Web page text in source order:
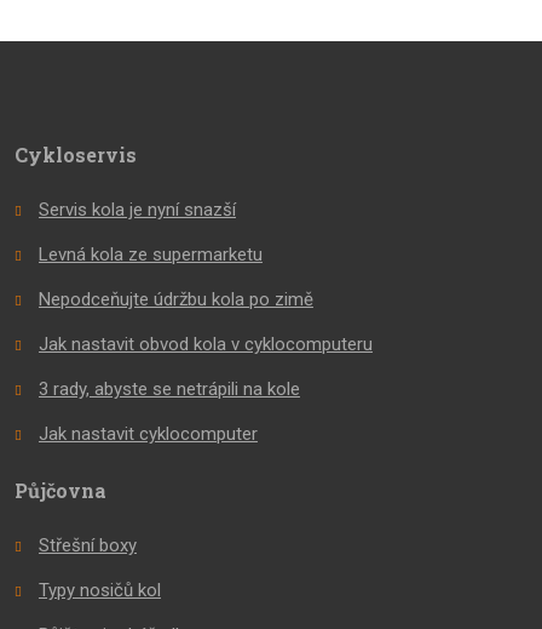
Cykloservis
Servis kola je nyní snazší
Levná kola ze supermarketu
Nepodceňujte údržbu kola po zimě
Jak nastavit obvod kola v cyklocomputeru
3 rady, abyste se netrápili na kole
Jak nastavit cyklocomputer
Půjčovna
Střešní boxy
Typy nosičů kol